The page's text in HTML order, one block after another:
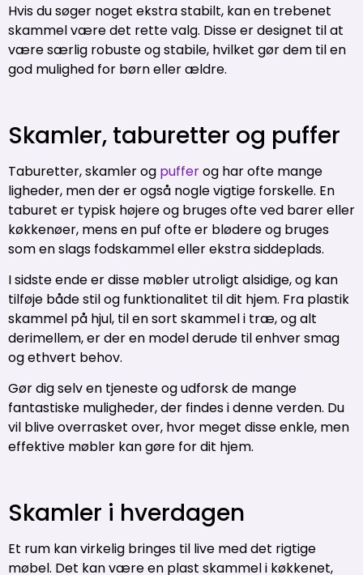
Hvis du søger noget ekstra stabilt, kan en trebenet
skammel være det rette valg. Disse er designet til at
være særlig robuste og stabile, hvilket gør dem til en
god mulighed for børn eller ældre.
Skamler, taburetter og puffer
Taburetter, skamler og pufferog har ofte mange
ligheder, men der er også nogle vigtige forskelle. En
taburet er typisk højere og bruges ofte ved barer eller
køkkenøer, mens en puf ofte er blødere og bruges
som en slags fodskammel eller ekstra siddeplads.
I sidste ende er disse møbler utroligt alsidige, og kan
tilføje både stil og funktionalitet til dit hjem. Fra plastik
skammel på hjul, til en sort skammel i træ, og alt
derimellem, er der en model derude til enhver smag
og ethvert behov.
Gør dig selv en tjeneste og udforsk de mange
fantastiske muligheder, der findes i denne verden. Du
vil blive overrasket over, hvor meget disse enkle, men
effektive møbler kan gøre for dit hjem.
Skamler i hverdagen
Et rum kan virkelig bringes til live med det rigtige
møbel. Det kan være en plast skammel i køkkenet,